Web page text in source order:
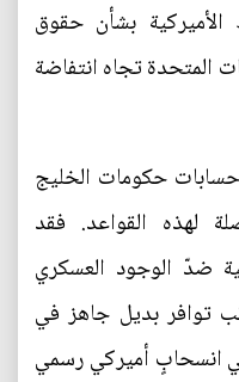
الأميركية بشأن حقوق
المتحدة تجاه انتفاضة
حسابات حكومات الخليج
لهذه القواعد. فقد
ضدّ الوجود العسكري
توافر بديل جاهز في
انسحابٍ أميركي رسمي